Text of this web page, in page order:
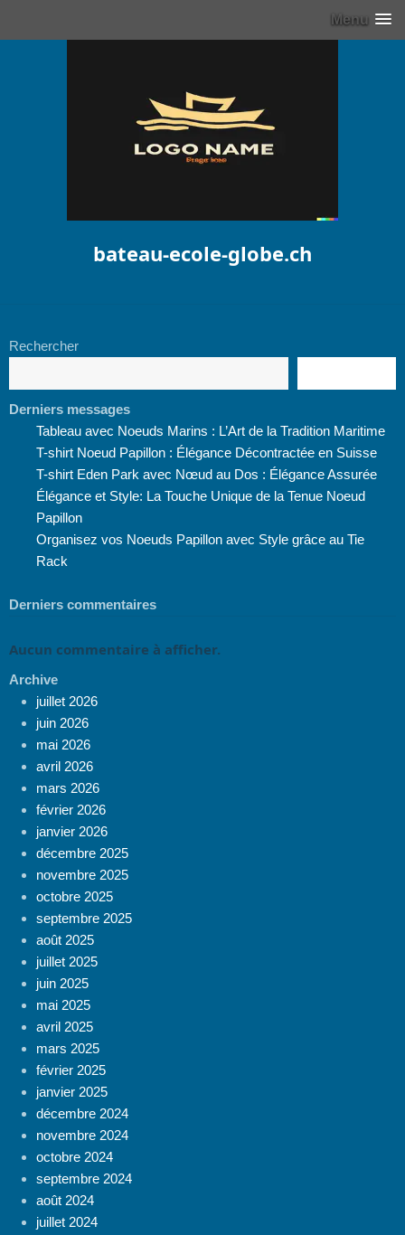
Menu
bateau-ecole-globe.ch
Rechercher
Derniers messages
Tableau avec Noeuds Marins : L’Art de la Tradition Maritime
T-shirt Noeud Papillon : Élégance Décontractée en Suisse
T-shirt Eden Park avec Nœud au Dos : Élégance Assurée
Élégance et Style: La Touche Unique de la Tenue Noeud
Papillon
Organisez vos Noeuds Papillon avec Style grâce au Tie
Rack
Derniers commentaires
Aucun commentaire à afficher.
Archive
juillet 2026
juin 2026
mai 2026
avril 2026
mars 2026
février 2026
janvier 2026
décembre 2025
novembre 2025
octobre 2025
septembre 2025
août 2025
juillet 2025
juin 2025
mai 2025
avril 2025
mars 2025
février 2025
janvier 2025
décembre 2024
novembre 2024
octobre 2024
septembre 2024
août 2024
juillet 2024